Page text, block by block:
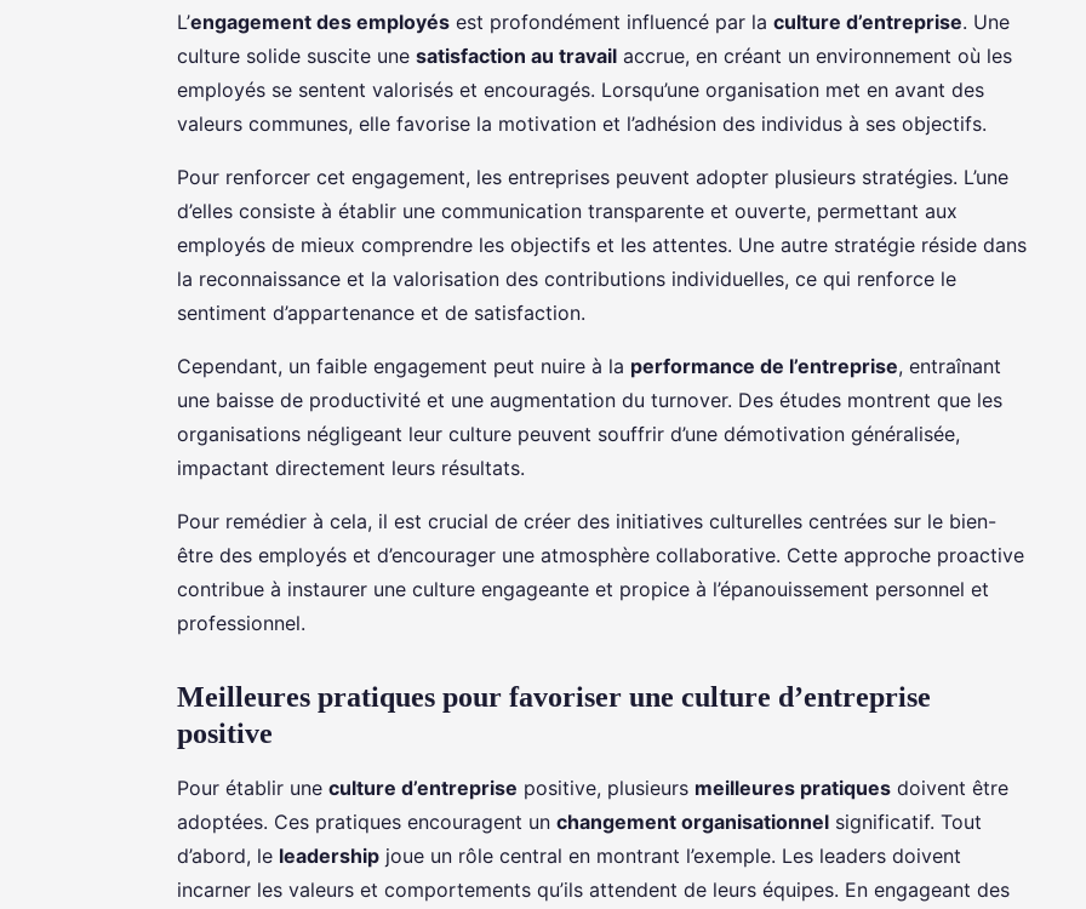
L’engagement des employés est profondément influencé par la culture d’entreprise. Une
culture solide suscite une satisfaction au travail accrue, en créant un environnement où les
employés se sentent valorisés et encouragés. Lorsqu’une organisation met en avant des
valeurs communes, elle favorise la motivation et l’adhésion des individus à ses objectifs.
Pour renforcer cet engagement, les entreprises peuvent adopter plusieurs stratégies. L’une
d’elles consiste à établir une communication transparente et ouverte, permettant aux
employés de mieux comprendre les objectifs et les attentes. Une autre stratégie réside dans
la reconnaissance et la valorisation des contributions individuelles, ce qui renforce le
sentiment d’appartenance et de satisfaction.
Cependant, un faible engagement peut nuire à la performance de l’entreprise, entraînant
une baisse de productivité et une augmentation du turnover. Des études montrent que les
organisations négligeant leur culture peuvent souffrir d’une démotivation généralisée,
impactant directement leurs résultats.
Pour remédier à cela, il est crucial de créer des initiatives culturelles centrées sur le bien-
être des employés et d’encourager une atmosphère collaborative. Cette approche proactive
contribue à instaurer une culture engageante et propice à l’épanouissement personnel et
professionnel.
Meilleures pratiques pour favoriser une culture d’entreprise
positive
Pour établir une culture d’entreprise positive, plusieurs meilleures pratiques doivent être
adoptées. Ces pratiques encouragent un changement organisationnel significatif. Tout
d’abord, le leadership joue un rôle central en montrant l’exemple. Les leaders doivent
incarner les valeurs et comportements qu’ils attendent de leurs équipes. En engageant des